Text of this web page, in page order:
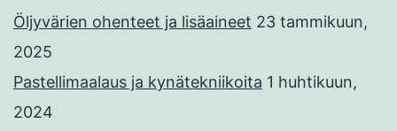
Öljyvärien ohenteet ja lisäaineet 23 tammikuun,
2025
Pastellimaalaus ja kynätekniikoita 1 huhtikuun,
2024